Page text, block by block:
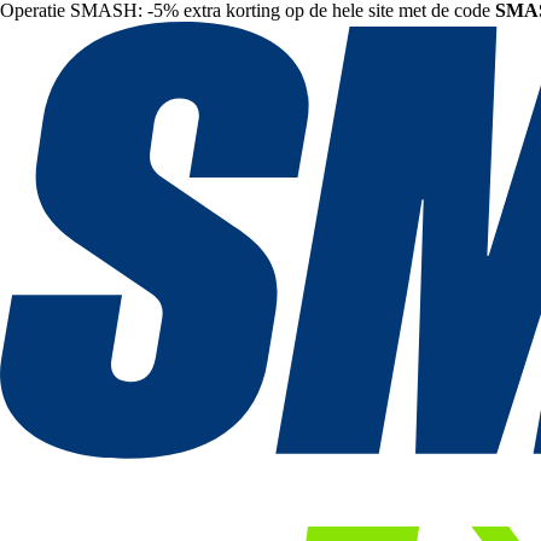
Operatie SMASH: -5% extra korting op de hele site met de code